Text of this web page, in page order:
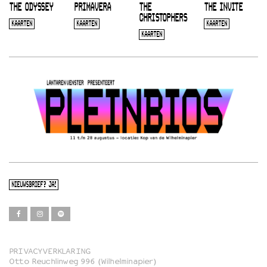
THE ODYSSEY
KAARTEN
PRIMAVERA
KAARTEN
THE
CHRISTOPHERS
KAARTEN
THE INVITE
KAARTEN
NIEUWSBRIEF? JA!
Film
PRIVACYVERKLARING
Otto Reuchlinweg 996 (Wilhelminapier)